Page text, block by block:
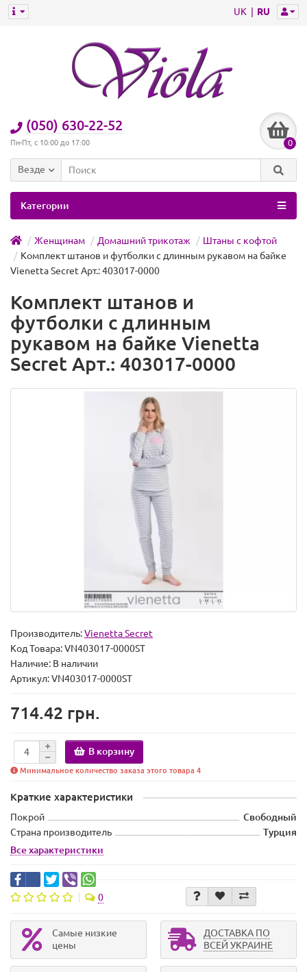
UK RU
(050) 630-22-52
Пн-Пт, с 10:00 до 17:00 0
Везде
Категории
Женщинам Домашний трикотаж
Штаны с кофтой
Комплект штанов и футболки с длинным рукавом на байке
Vienetta Secret Арт.: 403017-0000
Комплект штанов и
футболки с длинным
рукавом на байке Vienetta
Secret Арт.: 403017-0000
Производитель:Vienetta Secret
Код Товара:VN403017-0000ST
Наличие: В наличии
Артикул: VN403017-0000ST
714.42 грн.
В корзину
Минимальное количество заказа этого товара 4
Краткие характеристики
Покрой
Свободный
Страна производитель
Турция
Все характеристики
0
Самые низкие
цены
ДОСТАВКА ПО
ВСЕЙ УКРАИНЕ